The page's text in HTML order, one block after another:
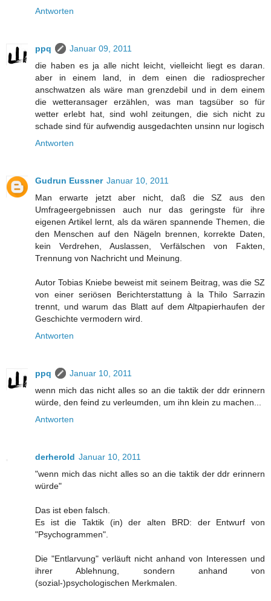
Antworten
ppq
Januar 09, 2011
die haben es ja alle nicht leicht, vielleicht liegt es daran.
aber in einem land, in dem einen die radiosprecher
anschwatzen als wäre man grenzdebil und in dem einem
die wetteransager erzählen, was man tagsüber so für
wetter erlebt hat, sind wohl zeitungen, die sich nicht zu
schade sind für aufwendig ausgedachten unsinn nur logisch
Antworten
Gudrun Eussner Januar 10, 2011
Man erwarte jetzt aber nicht, daß die SZ aus den
Umfrageergebnissen auch nur das geringste für ihre
eigenen Artikel lernt, als da wären spannende Themen, die
den Menschen auf den Nägeln brennen, korrekte Daten,
kein Verdrehen, Auslassen, Verfälschen von Fakten,
Trennung von Nachricht und Meinung.
Autor Tobias Kniebe beweist mit seinem Beitrag, was die SZ
von einer seriösen Berichterstattung à la Thilo Sarrazin
trennt, und warum das Blatt auf dem Altpapierhaufen der
Geschichte vermodern wird.
Antworten
ppq
Januar 10, 2011
wenn mich das nicht alles so an die taktik der ddr erinnern
würde, den feind zu verleumden, um ihn klein zu machen...
Antworten
derherold Januar 10, 2011
"wenn mich das nicht alles so an die taktik der ddr erinnern
würde"
Das ist eben falsch.
Es ist die Taktik (in) der alten BRD: der Entwurf von
"Psychogrammen".
Die "Entlarvung" verläuft nicht anhand von Interessen und
ihrer Ablehnung, sondern anhand von
(sozial-)psychologischen Merkmalen.